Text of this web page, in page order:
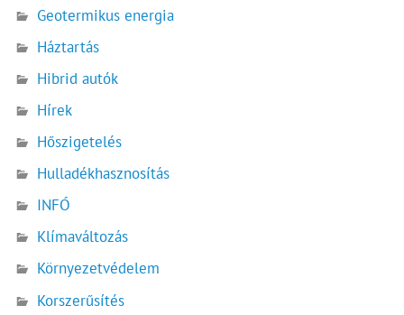
Geotermikus energia
Háztartás
Hibrid autók
Hírek
Hőszigetelés
Hulladékhasznosítás
INFÓ
Klímaváltozás
Környezetvédelem
Korszerűsítés